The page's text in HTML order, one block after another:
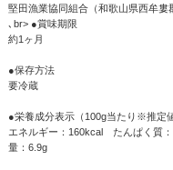
堅田漁業協同組合（和歌山県西牟婁
､br> ●賞味期限
約1ヶ月
●保存方法
要冷蔵
●栄養成分表示（100g当たり※推定値
エネルギー：160kcal たんぱく質
量：6.9g